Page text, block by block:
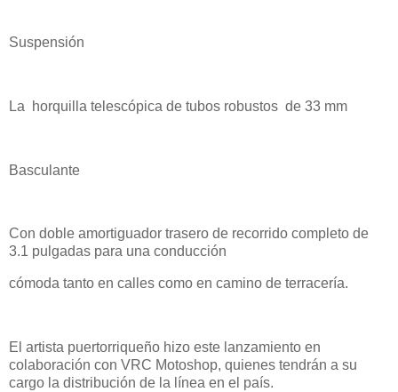
Suspensión
La horquilla telescópica de tubos robustos de 33 mm
Basculante
Con doble amortiguador trasero de recorrido completo de
3.1 pulgadas para una conducción
cómoda tanto en calles como en camino de terracería.
El artista puertorriqueño hizo este lanzamiento en
colaboración con VRC Motoshop, quienes tendrán a su
cargo la distribución de la línea en el país.